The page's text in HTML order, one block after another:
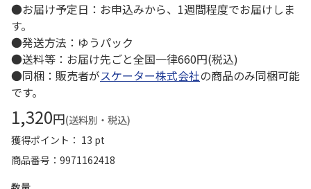
●お届け予定日：お申込みから、1週間程度でお届けしま
す。
●発送方法：ゆうパック
●送料等：お届け先ごと全国一律660円(税込)
●同梱：販売者がスケーター株式会社の商品のみ同梱可能
です。
1,320円(送料別・税込)
獲得ポイント： 13 pt
商品番号
9971162418